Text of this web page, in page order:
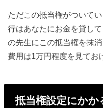
ただこの抵当権がついて
行はあなたにお金を貸し
の先生にこの抵当権を抹
費用は1万円程度を見てお
抵当権設定にかか